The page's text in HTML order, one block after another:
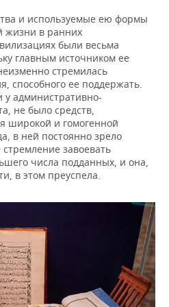
и используемые ею формы
жизни в ранних
были весьма
главным источником ее
стремилась
способного ее поддержать.
у административно-
не было средств,
широкой и гомогенной
в ней постоянно зрело
завоевать
числа подданных, и она,
в этом преуспела.